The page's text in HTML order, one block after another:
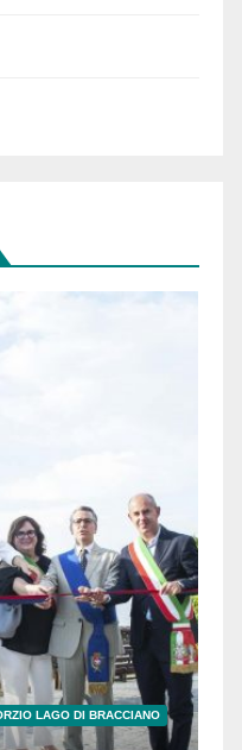
LAGO DI BRACCIANO